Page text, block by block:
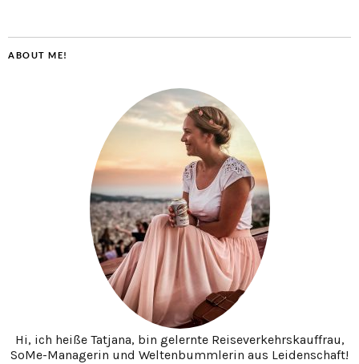
ABOUT ME!
Hi, ich heiße Tatjana, bin gelernte Reiseverkehrskauffrau,
SoMe-Managerin und Weltenbummlerin aus Leidenschaft!